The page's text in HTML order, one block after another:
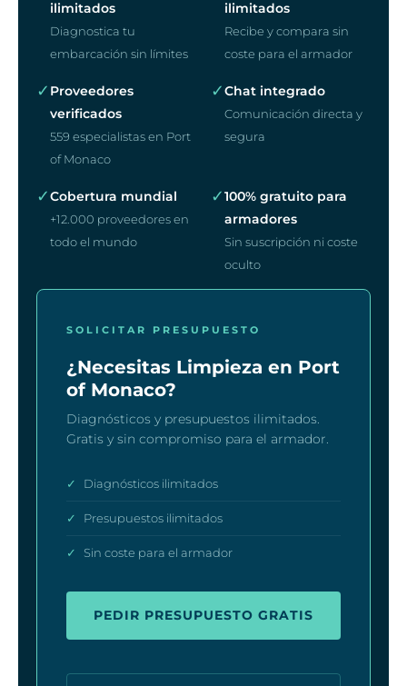
ilimitados
Diagnostica tu
embarcación sin límites
ilimitados
Recibe y compara sin
coste para el armador
✓ Proveedores
verificados
559 especialistas en Port
of Monaco
✓Chat integrado
Comunicación directa y
segura
✓Cobertura mundial
+12.000 proveedores en
todo el mundo
✓100% gratuito para
armadores
Sin suscripción ni coste
oculto
SOLICITAR PRESUPUESTO
¿Necesitas Limpieza en Port
of Monaco?
Diagnósticos y presupuestos ilimitados.
Gratis y sin compromiso para el armador.
✓ Diagnósticos ilimitados
✓ Presupuestos ilimitados
✓ Sin coste para el armador
PEDIR PRESUPUESTO GRATIS